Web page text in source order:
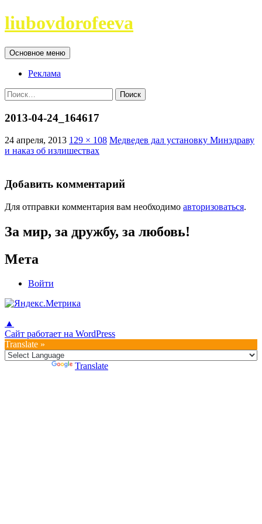
Перейти
к
liubovdorofeeva
Поиск
Основное меню
Реклама
Найти:
2013-04-24_164617
24 апреля, 2013 129 × 108 Медведев дал установку Минздраву
и наказ об излишествах
Добавить комментарий
Для отправки комментария вам необходимо авторизоваться.
За мир, за дружбу, за любовь!
Мета
Войти
▲
Сайт работает на WordPress
Translate »
Translate